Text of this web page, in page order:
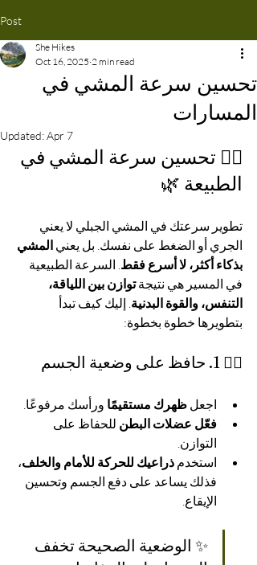
Post
تحسين سرعة المشي في
المسارات
She Hikes
Oct 16, 2025 2 min read
Updated:Apr 7
🏃‍♀️ تحسين سرعة المشي في
الطبيعة 🌿
تطوير سرعتك في المشي الجبلي لا يعني
الجري أو الضغط على نفسك. بل يعني المشي
بذكاء أكثر، لا أسرع فقط. السرعة الطبيعية
في المسير هي نتيجة توازن بين اللياقة،
التنفس، والقوة البدنية. إليك كيف تبدأ
بتطويرها خطوة بخطوة:
🧍‍♀️ 1. حافظ على وضعية الجسم
اجعل ظهرك مستقيمًا ورأسك مرفوعًا.
فعّل عضلات البطن للحفاظ على
التوازن.
استخدم ذراعيك للحركة للأمام والخلف،
فذلك يساعد على دفع الجسم وتحسين
الإيقاع.
✨ الوضعية الصحيحة تخفف